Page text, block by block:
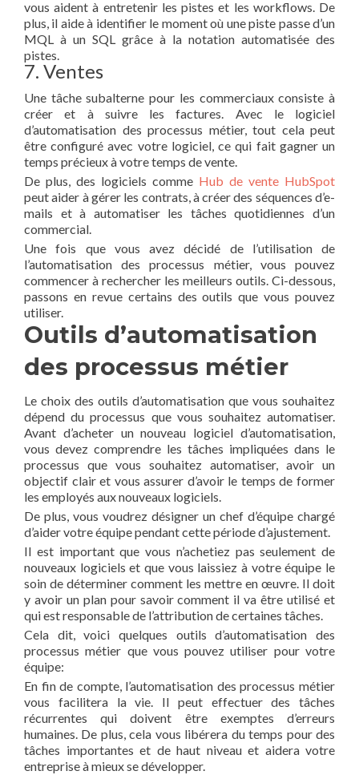
vous aident à entretenir les pistes et les workflows. De
plus, il aide à identifier le moment où une piste passe d’un
MQL à un SQL grâce à la notation automatisée des
pistes.
7. Ventes
Une tâche subalterne pour les commerciaux consiste à
créer et à suivre les factures. Avec le logiciel
d’automatisation des processus métier, tout cela peut
être configuré avec votre logiciel, ce qui fait gagner un
temps précieux à votre temps de vente.
De plus, des logiciels comme Hub de vente HubSpot
peut aider à gérer les contrats, à créer des séquences d’e-
mails et à automatiser les tâches quotidiennes d’un
commercial.
Une fois que vous avez décidé de l’utilisation de
l’automatisation des processus métier, vous pouvez
commencer à rechercher les meilleurs outils. Ci-dessous,
passons en revue certains des outils que vous pouvez
utiliser.
Outils d’automatisation
des processus métier
Le choix des outils d’automatisation que vous souhaitez
dépend du processus que vous souhaitez automatiser.
Avant d’acheter un nouveau logiciel d’automatisation,
vous devez comprendre les tâches impliquées dans le
processus que vous souhaitez automatiser, avoir un
objectif clair et vous assurer d’avoir le temps de former
les employés aux nouveaux logiciels.
De plus, vous voudrez désigner un chef d’équipe chargé
d’aider votre équipe pendant cette période d’ajustement.
Il est important que vous n’achetiez pas seulement de
nouveaux logiciels et que vous laissiez à votre équipe le
soin de déterminer comment les mettre en œuvre. Il doit
y avoir un plan pour savoir comment il va être utilisé et
qui est responsable de l’attribution de certaines tâches.
Cela dit, voici quelques outils d’automatisation des
processus métier que vous pouvez utiliser pour votre
équipe:
En fin de compte, l’automatisation des processus métier
vous facilitera la vie. Il peut effectuer des tâches
récurrentes qui doivent être exemptes d’erreurs
humaines. De plus, cela vous libérera du temps pour des
tâches importantes et de haut niveau et aidera votre
entreprise à mieux se développer.